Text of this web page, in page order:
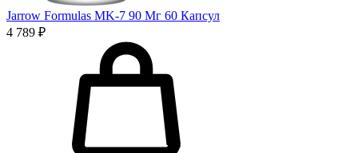
Jarrow Formulas MK-7 90 Мг 60 Капсул
4 789 ₽